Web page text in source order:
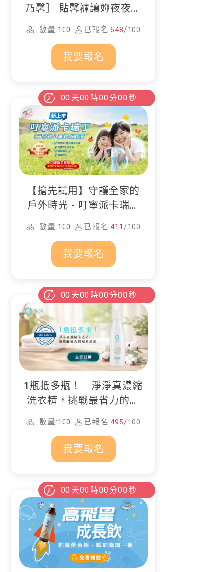
乃馨］ 貼馨褲讓妳夜夜好
數量:100 已報名:648/100
我要報名
00 天00 時00 分00 秒
【搶先試用】守護全家的
戶外時光 - 叮寧派卡瑞丁
防蚊液
數量:100 已報名:411 /100
我要報名
00 天00 時00 分00 秒
1瓶抵多瓶！｜淨淨真濃縮
洗衣精，挑戰最省力的居
家清潔
數量:100 已報名:495/100
我要報名
00 天00 時00 分00 秒